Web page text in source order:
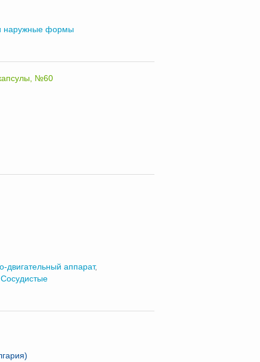
наружные формы
№60
двигательный аппарат,
Сосудистые